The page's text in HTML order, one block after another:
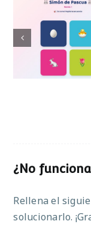
Simon de
¿No
Rellena el
solucionarlo.